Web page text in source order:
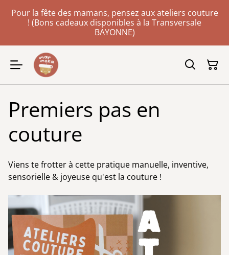
Pour la fête des mamans, pensez aux ateliers couture
! (Bons cadeaux disponibles à la Transversale
BAYONNE)
Premiers pas en
couture
Viens te frotter à cette pratique manuelle, inventive,
sensorielle & joyeuse qu'est la couture !